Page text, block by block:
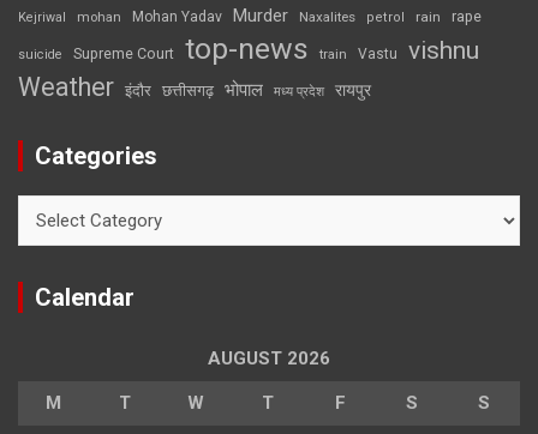
Kejriwal mohan Mohan Yadav Murder Naxalites petrol rain rape
suicide Supreme Court top-news train Vastu vishnu
Weather इंदौर छत्तीसगढ़ भोपाल मध्य प्रदेश रायपुर
Categories
Calendar
AUGUST 2026
M T W T F S S